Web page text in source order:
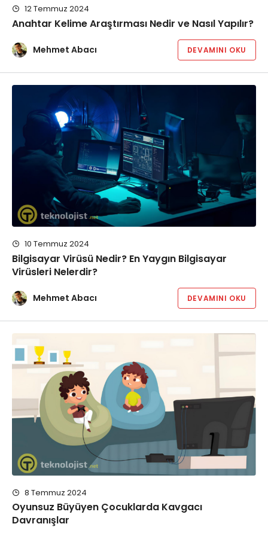
12 Temmuz 2024
Anahtar Kelime Araştırması Nedir ve Nasıl Yapılır?
Mehmet Abacı DEVAMINI OKU
10 Temmuz 2024
Bilgisayar Virüsü Nedir? En Yaygın Bilgisayar
Virüsleri Nelerdir?
Mehmet Abacı DEVAMINI OKU
8 Temmuz 2024
Oyunsuz Büyüyen Çocuklarda Kavgacı
Davranışlar